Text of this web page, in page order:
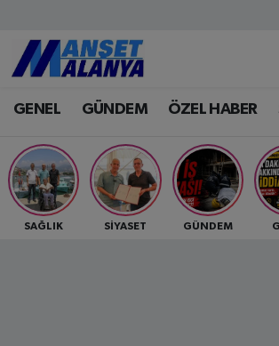
GENEL GÜNDEM ÖZEL HABER
SAĞLIK SİYASET GÜNDEM
Antalya Nöbetçi Eczaneler
Antalya Hava Durumu
Antalya Namaz Vakitleri
Antalya Trafik Yoğunluk Haritası